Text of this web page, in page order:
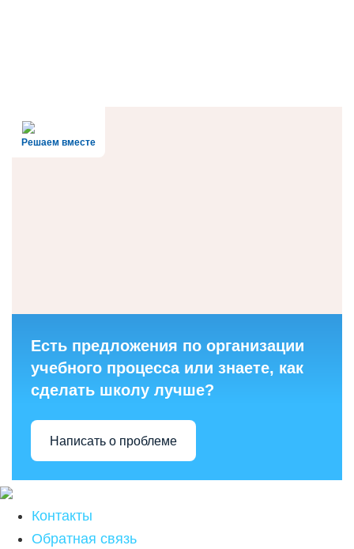
Решаем вместе
Есть предложения по организации
учебного процесса или знаете, как
сделать школу лучше?
Написать о проблеме
Контакты
Обратная связь